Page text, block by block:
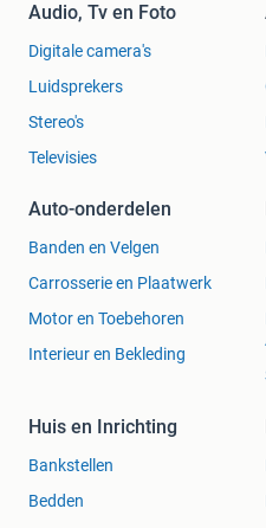
Audio, Tv en Foto
Digitale camera's
Luidsprekers
Stereo's
Televisies
Auto-onderdelen
Banden en Velgen
Carrosserie en Plaatwerk
Motor en Toebehoren
Interieur en Bekleding
Huis en Inrichting
Bankstellen
Bedden